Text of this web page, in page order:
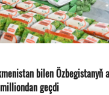
bilen Özbegistanyň
geçdi